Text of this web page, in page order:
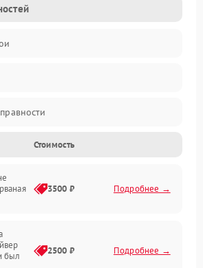
проблемы
Стоимость
3500 ₽ Подробнее →
был
2500 ₽ Подробнее →